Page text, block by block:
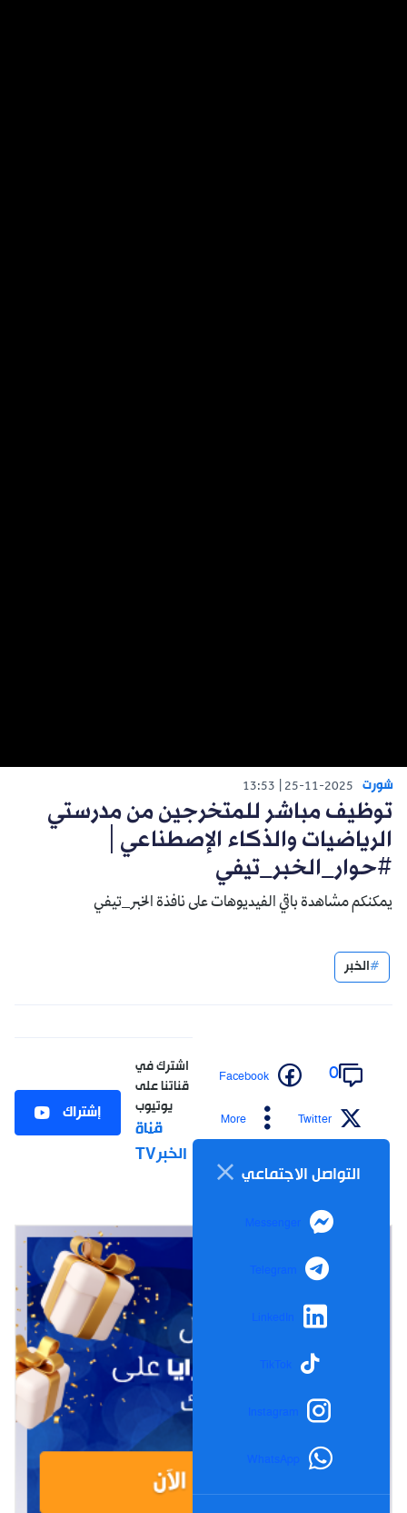
شورت 25-11-2025
13:53
توظيف مباشر للمتخرجين من مدرستي
الرياضيات والذكاء الإصطناعي│
#حوار_الخبر_تيفي
يمكنكم مشاهدة باقي الفيديوهات على نافذة الخبر_تيفي
الخبر
0
Facebook
Twitter
More
التواصل الاجتماعي
Messenger
Telegram
LinkedIn
TikTok
Instagram
WhatsApp
اشترك في
قناتنا على
يوتيوب
قناة
الخبرTV
إشتراك